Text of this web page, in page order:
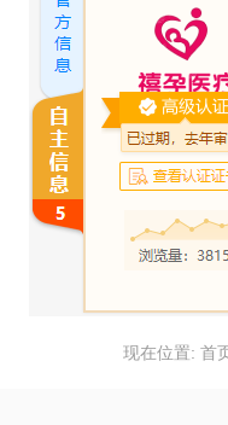
现在位置: 首